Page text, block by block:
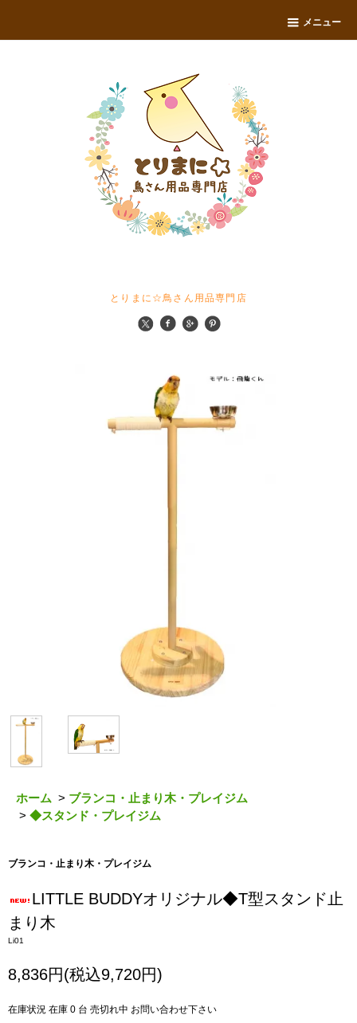
メニュー
とりまに☆鳥さん用品専門店
ホーム > ブランコ・止まり木・プレイジム
> ◆スタンド・プレイジム
ブランコ・止まり木・プレイジム
LITTLE BUDDYオリジナル◆T型スタンド止
まり木
Li01
8,836円(税込9,720円)
在庫状況 在庫 0 台 売切れ中 お問い合わせ下さい